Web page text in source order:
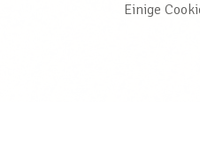
Einige